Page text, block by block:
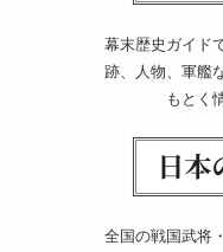
幕末歴史ガイド
跡、人物、軍艦
もとく
全国の戦国武将